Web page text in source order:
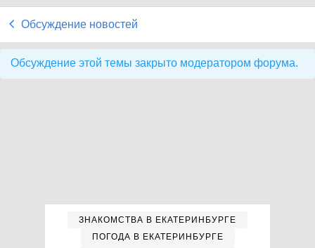
Обсуждение новостей
Обсуждение этой темы закрыто модератором форума.
ЗНАКОМСТВА В ЕКАТЕРИНБУРГЕ
ПОГОДА В ЕКАТЕРИНБУРГЕ